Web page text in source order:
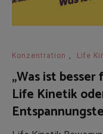
Konzentration Life
„Was ist
Life Kinetik